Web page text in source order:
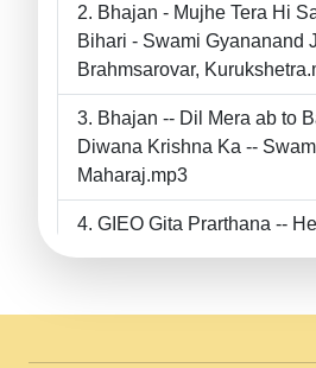
Bhajan - Mujhe Tera Hi
Bihari - Swami Gyananand
Brahmsarovar,
Bhajan -- Dil Mera ab to
Diwana Krishna Ka --
Maharaj.mp3
GIEO Gita Prarthana --
II Swami Gyananand Ji